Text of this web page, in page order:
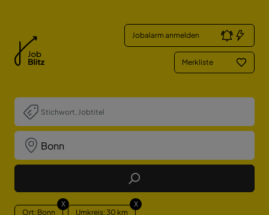
Jobalarm anmelden
Merkliste
Job Finden
Ort: Bonn
X
Umkreis: 30 km
X